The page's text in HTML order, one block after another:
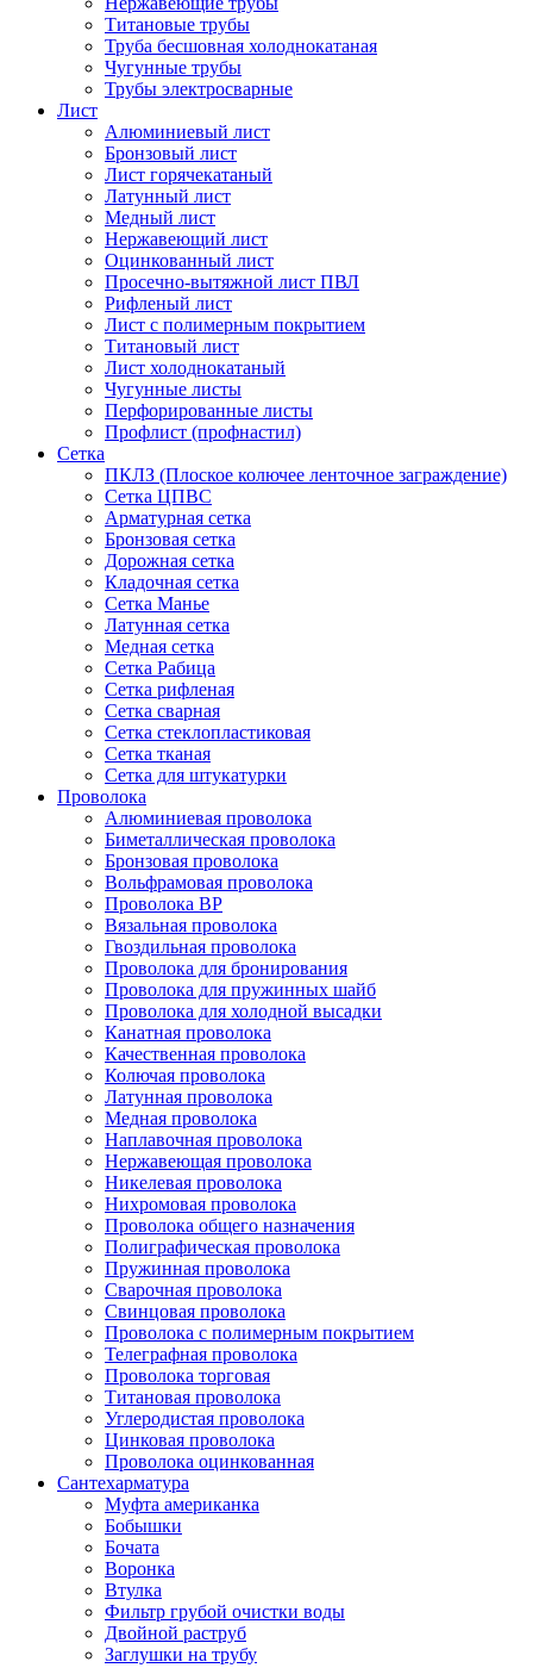
Титановые трубы
Труба бесшовная холоднокатаная
Чугунные трубы
Трубы электросварные
Лист
Алюминиевый лист
Бронзовый лист
Лист горячекатаный
Латунный лист
Медный лист
Нержавеющий лист
Оцинкованный лист
Просечно-вытяжной лист ПВЛ
Рифленый лист
Лист с полимерным покрытием
Титановый лист
Лист холоднокатаный
Чугунные листы
Перфорированные листы
Профлист (профнастил)
Сетка
ПКЛЗ (Плоское колючее ленточное заграждение)
Сетка ЦПВС
Арматурная сетка
Бронзовая сетка
Дорожная сетка
Кладочная сетка
Сетка Манье
Латунная сетка
Медная сетка
Сетка Рабица
Сетка рифленая
Сетка сварная
Сетка стеклопластиковая
Сетка тканая
Сетка для штукатурки
Проволока
Алюминиевая проволока
Биметаллическая проволока
Бронзовая проволока
Вольфрамовая проволока
Проволока ВР
Вязальная проволока
Гвоздильная проволока
Проволока для бронирования
Проволока для пружинных шайб
Проволока для холодной высадки
Канатная проволока
Качественная проволока
Колючая проволока
Латунная проволока
Медная проволока
Наплавочная проволока
Нержавеющая проволока
Никелевая проволока
Нихромовая проволока
Проволока общего назначения
Полиграфическая проволока
Пружинная проволока
Сварочная проволока
Свинцовая проволока
Проволока с полимерным покрытием
Телеграфная проволока
Проволока торговая
Титановая проволока
Углеродистая проволока
Цинковая проволока
Проволока оцинкованная
Сантехарматура
Муфта американка
Бобышки
Бочата
Воронка
Втулка
Фильтр грубой очистки воды
Двойной раструб
Заглушки на трубу